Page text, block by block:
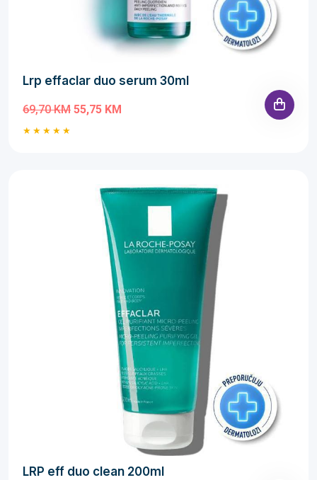
Lrp effaclar duo serum 30ml
69,70 KM 55,75 KM
LRP eff duo clean 200ml